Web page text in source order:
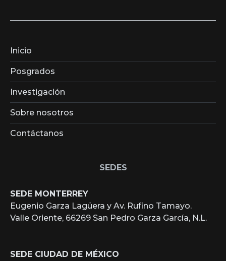
Inicio
Posgrados
Investigación
Sobre nosotros
Contáctanos
SEDES
SEDE MONTERREY
Eugenio Garza Lagüera y Av. Rufino Tamayo.
Valle Oriente, 66269 San Pedro Garza García, N.L.
SEDE CIUDAD DE MÉXICO